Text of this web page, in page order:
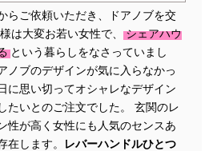
らご依頼いただき、ドアノブを交
は大変お若い女性で、
シェアハウ
という暮らしをなさっていまし
ノブのデザインが気に入らなかっ
に思い切ってオシャレなデザイン
たいとのご注文でした。 玄関のレ
性が高く女性にも人気のセンスあ
在します。
レバーハンドルひとつ